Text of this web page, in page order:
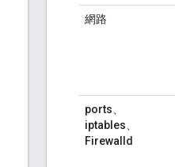
網路
ports、
iptables、
Firewalld